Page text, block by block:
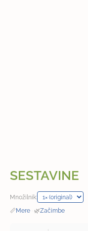
SESTAVINE
Množilnik:
📏Mere · 🌿Začimbe